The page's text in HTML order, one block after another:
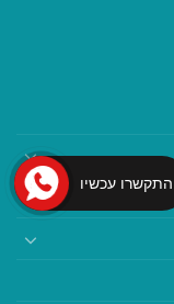
התקשרו עכשיו